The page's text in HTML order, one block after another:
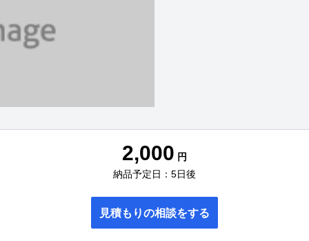
2,000 円
納品予定日：5日後
見積もりの相談をする